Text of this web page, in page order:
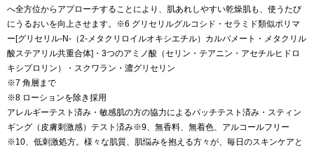
へ全方位からアプローチすることにより、肌あれしやすい乾燥肌も、使うたび
にうるおいを向上させます。※6 グリセリルグルコシド・セラミド類似ポリマ
ー[グリセリル-N-（2-メタクリロイルオキシエチル）カルバメート・メタクリル
酸ステアリル共重合体]・3つのアミノ酸（セリン・テアニン・アセチルヒドロ
キシプロリン）・スクワラン・濃グリセリン
※7 角層まで
※8 ローションを除き採用
アレルギーテスト済み・敏感肌の方の協力によるパッチテスト済み・スティン
ギング（皮膚刺激感）テスト済み※9、無香料、無着色、アルコールフリー
※10、低刺激処方。様々な肌質、肌悩みを抱える方々が、毎日のスキンケアと